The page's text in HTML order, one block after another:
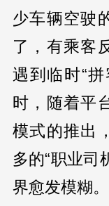
少车辆空驶
了，有乘客
遇到临时“
时，随着平
模式的推出
多的“职业司
界愈发模糊。